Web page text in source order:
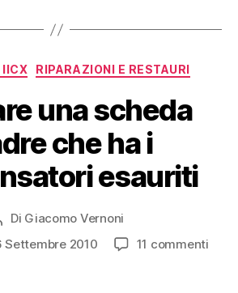
ZX
Categorie
IICX RIPARAZIONI E RESTAURI
una scheda
che ha i
esauriti
Di Giacomo Vernoni
Settembre 2010 11 commentisu